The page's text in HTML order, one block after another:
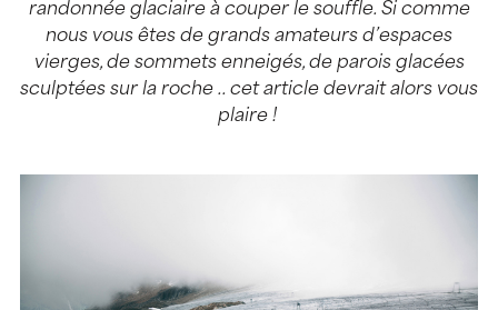
randonnée glaciaire à couper le souffle. Si comme
nous vous êtes de grands amateurs d’espaces
vierges, de sommets enneigés, de parois glacées
sculptées sur la roche .. cet article devrait alors vous
plaire !